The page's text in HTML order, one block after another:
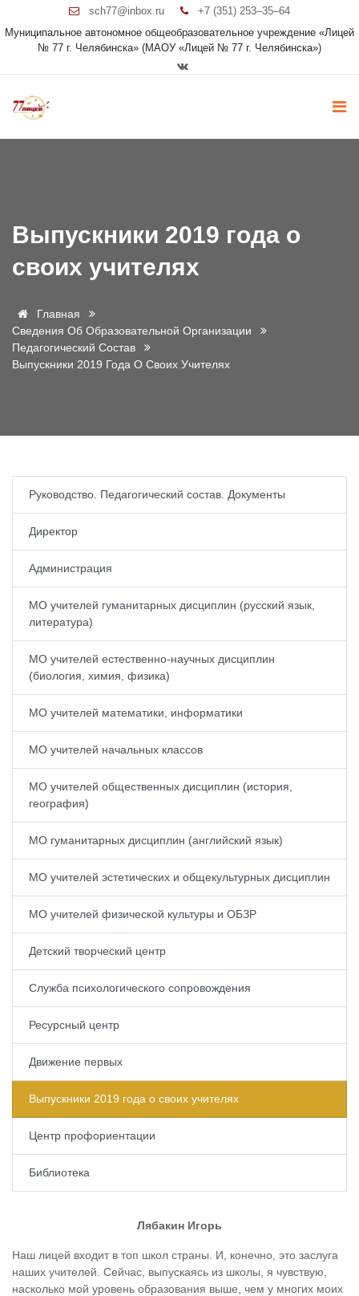
sch77@inbox.ru
+7 (351) 253‒35‒64
Муниципальное автономное общеобразовательное учреждение «Лицей
№ 77 г. Челябинска» (МАОУ «Лицей № 77 г. Челябинска»)
Выпускники 2019 года о
своих учителях
Главная
Сведения Об Образовательной Организации
Педагогический Состав
Выпускники 2019 Года О Своих Учителях
Руководство. Педагогический состав. Документы
Директор
Администрация
МО учителей гуманитарных дисциплин (русский язык,
литература)
МО учителей естественно-научных дисциплин
(биология, химия, физика)
МО учителей математики, информатики
МО учителей начальных классов
МО учителей общественных дисциплин (история,
география)
МО гуманитарных дисциплин (английский язык)
МО учителей эстетических и общекультурных дисциплин
МО учителей физической культуры и​ ОБЗР
Детский творческий центр
Служба психологического сопровождения
Ресурсный центр
Движение первых
Выпускники 2019 года о своих учителях
Центр профориентации
Библиотека
Лябакин Игорь
Наш лицей входит в топ школ страны. И, конечно, это заслуга
наших учителей. Сейчас, выпускаясь из школы, я чувствую,
насколько мой уровень образования выше, чем у многих моих